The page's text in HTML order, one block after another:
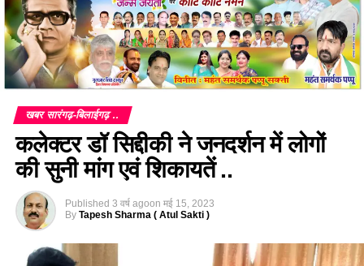
खबर सारंगढ़-बिलाईगढ़ ..
कलेक्टर डॉ सिद्दीकी ने जनदर्शन में लोगों
की सुनी मांग एवं शिकायतें ..
Published 3 वर्ष agoon मई 15, 2023
By Tapesh Sharma ( Atul Sakti )